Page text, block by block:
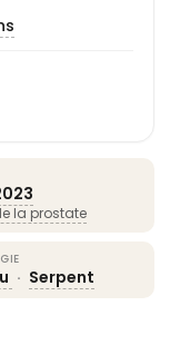
la prostate
· Serpent